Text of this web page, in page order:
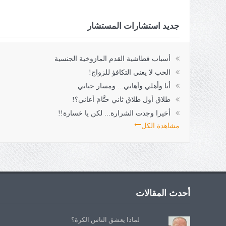
جديد استشارات المستشار
أسباب فطاشية القدم المازوخية الجنسية
الحب لا يعني التكافؤ للزواج!
أنا وأهلي وآهاتي... ومسار حياتي
طلاق أول طلاق ثاني حتَّامَ أعاني؟!
أخيرا وجدت الشرارة... لكن يا خسارة!!
مشاهدة الكل
أحدث المقالات
لماذا يعشق الناس الكرة؟